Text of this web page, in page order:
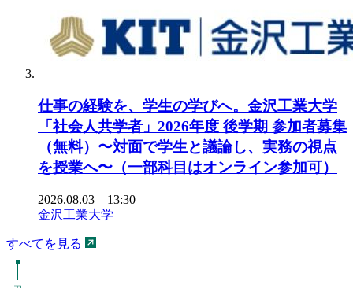
仕事の経験を、学生の学びへ。金沢工業大学
「社会人共学者」2026年度 後学期 参加者募集
（無料）〜対面で学生と議論し、実務の視点
を授業へ〜（一部科目はオンライン参加可）
2026.08.03 13:30
金沢工業大学
すべてを見る